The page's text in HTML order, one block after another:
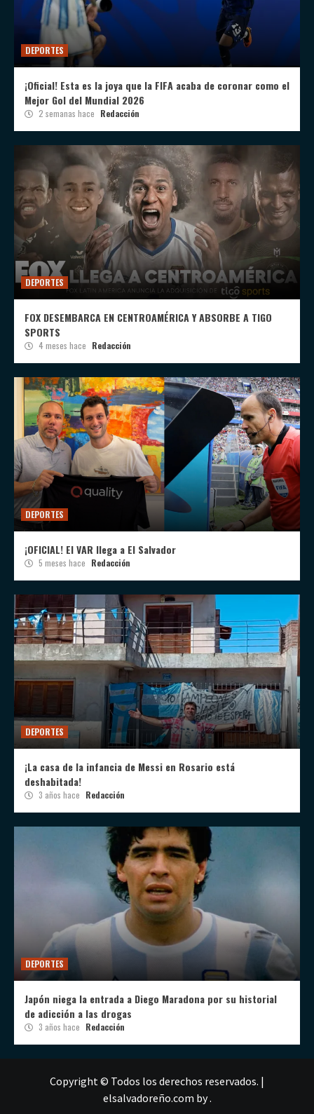
DEPORTES
¡Oficial! Esta es la joya que la FIFA acaba de coronar como el
Mejor Gol del Mundial 2026
2 semanas hace Redacción
DEPORTES
FOX DESEMBARCA EN CENTROAMÉRICA Y ABSORBE A TIGO
SPORTS
4 meses hace Redacción
DEPORTES
¡OFICIAL! El VAR llega a El Salvador
5 meses hace Redacción
DEPORTES
¡La casa de la infancia de Messi en Rosario está
deshabitada!
3 años hace Redacción
DEPORTES
Japón niega la entrada a Diego Maradona por su historial
de adicción a las drogas
3 años hace Redacción
Copyright © Todos los derechos reservados. |
elsalvadoreño.com by .